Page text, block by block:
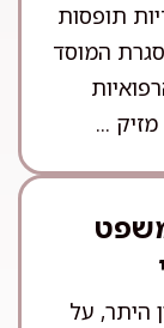
תופסות
המוסד
...
היתר, על